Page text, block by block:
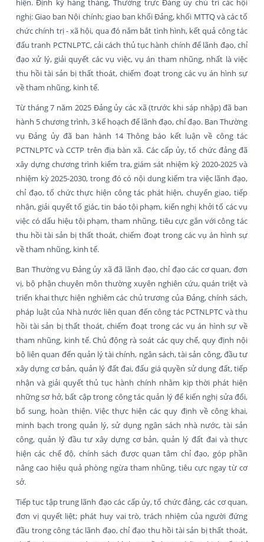
nghị: Giao ban Nội chính; giao ban khối Đảng, khối MTTQ và các tổ
chức chính trị - xã hội, qua đó nắm bắt tình hình, kết quả công tác
đấu tranh PCTNLPTC, cải cách thủ tục hành chính để lãnh đạo, chỉ
đạo xử lý, giải quyết các vụ việc, vụ án tham nhũng, nhất là việc
thu hồi tài sản bị thất thoát, chiếm đoạt trong các vụ án hình sự
về tham nhũng, kinh tế.
Từ tháng 7 năm 2025 Đảng ủy các xã (trước khi sáp nhập) đã ban
hành 5 chương trình, 3 kế hoạch để lãnh đạo, chỉ đạo. Ban Thường
vụ Đảng ủy đã ban hành 14 Thông báo kết luận về công tác
PCTNLPTC và CCTP trên địa bàn xã. Các cấp ủy, tổ chức đảng đã
xây dựng chương trình kiểm tra, giám sát nhiệm kỳ 2020-2025 và
nhiệm kỳ 2025-2030, trong đó có nội dung kiểm tra việc lãnh đạo,
chỉ đạo, tổ chức thực hiện công tác phát hiện, chuyển giao, tiếp
nhận, giải quyết tố giác, tin báo tội phạm, kiến nghị khởi tố các vụ
việc có dấu hiệu tội phạm, tham nhũng, tiêu cực gắn với công tác
thu hồi tài sản bị thất thoát, chiếm đoạt trong các vụ án hình sự
về tham nhũng, kinh tế.
Ban Thường vụ Đảng ủy xã đã lãnh đạo, chỉ đạo các cơ quan, đơn
vị, bộ phận chuyên môn thường xuyên nghiên cứu, quán triệt và
triển khai thực hiện nghiêm các chủ trương của Đảng, chính sách,
pháp luật của Nhà nước liên quan đến công tác PCTNLPTC và thu
hồi tài sản bị thất thoát, chiếm đoạt trong các vụ án hình sự về
tham nhũng, kinh tế. Chủ động rà soát các quy chế, quy định nội
bộ liên quan đến quản lý tài chính, ngân sách, tài sản công, đầu tư
xây dựng cơ bản, quản lý đất đai, đấu giá quyền sử dụng đất, tiếp
nhận và giải quyết thủ tục hành chính nhằm kịp thời phát hiện
những sơ hở, bất cập trong công tác quản lý để kiến nghị sửa đổi,
bổ sung, hoàn thiện. Việc thực hiện các quy định về công khai,
minh bạch trong quản lý, sử dụng ngân sách nhà nước, tài sản
công, quản lý đầu tư xây dựng cơ bản, quản lý đất đai và thực
hiện các chế độ, chính sách được quan tâm chỉ đạo, góp phần
nâng cao hiệu quả phòng ngừa tham nhũng, tiêu cực ngay từ cơ
sở.
Tiếp tục tập trung lãnh đạo các cấp ủy, tổ chức đảng, các cơ quan,
đơn vị quyết liệt; phát huy vai trò, trách nhiệm của người đứng
đầu trong công tác lãnh đạo, chỉ đạo thu hồi tài sản bị thất thoát,